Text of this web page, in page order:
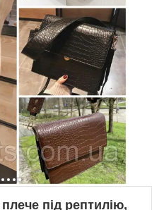
під рептилію,